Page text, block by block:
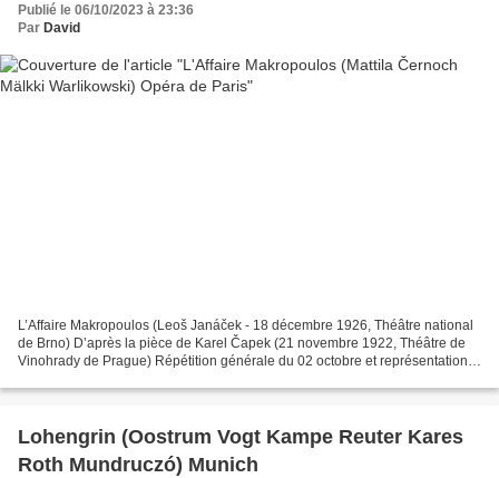
Publié le 06/10/2023 à 23:36
Par David
L’Affaire Makropoulos (Leoš Janáček - 18 décembre 1926, Théâtre national
de Brno) D’après la pièce de Karel Čapek (21 novembre 1922, Théâtre de
Vinohrady de Prague) Répétition générale du 02 octobre et représentations
Lohengrin (Oostrum Vogt Kampe Reuter Kares
Roth Mundruczó) Munich